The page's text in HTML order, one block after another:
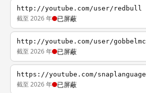
http://youtube.com/user/redbull
截至 2026 年 已屏蔽
http://youtube.com/user/gobbelmc
截至 2026 年 已屏蔽
https://youtube.com/snaplanguage
截至 2026 年 已屏蔽